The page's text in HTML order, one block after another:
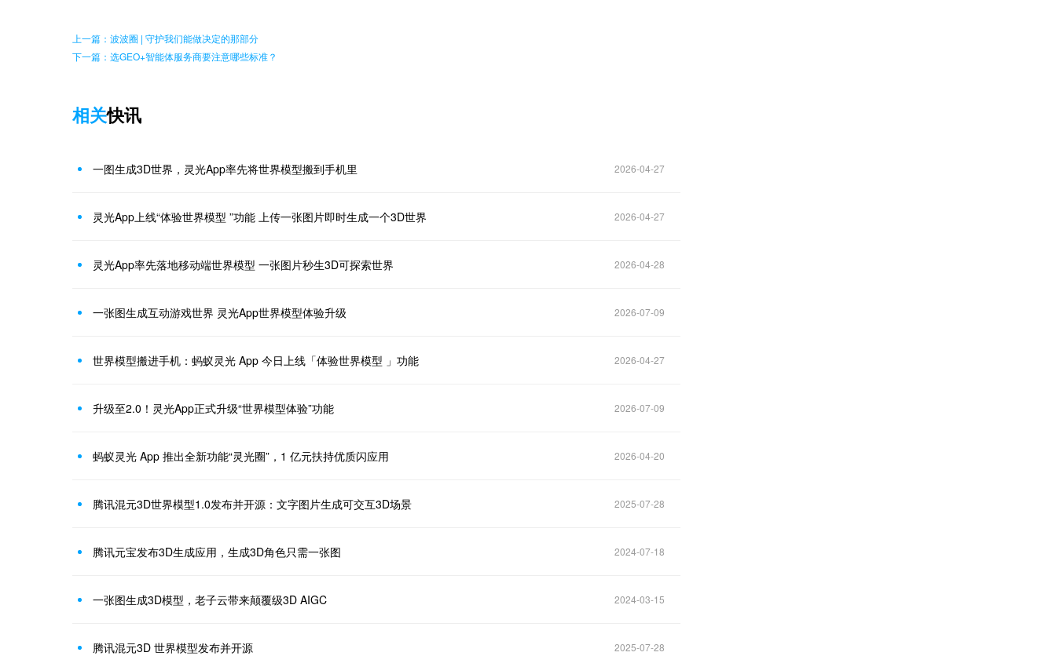
上一篇：波波圈 | 守护我们能做决定的那部分
下一篇：选GEO+智能体服务商要注意哪些标准？
相关快讯
一图生成3D世界，灵光App率先将世界模型搬到手机里 2026-04-27
灵光App上线“体验世界模型 ”功能 上传一张图片即时生成一个3D世界 2026-04-27
灵光App率先落地移动端世界模型 一张图片秒生3D可探索世界 2026-04-28
一张图生成互动游戏世界 灵光App世界模型体验升级 2026-07-09
世界模型搬进手机：蚂蚁灵光 App 今日上线「体验世界模型 」功能 2026-04-27
升级至2.0！灵光App正式升级“世界模型体验”功能 2026-07-09
蚂蚁灵光 App 推出全新功能“灵光圈”，1 亿元扶持优质闪应用 2026-04-20
腾讯混元3D世界模型1.0发布并开源：文字图片生成可交互3D场景 2025-07-28
腾讯元宝发布3D生成应用，生成3D角色只需一张图 2024-07-18
一张图生成3D模型，老子云带来颠覆级3D AIGC 2024-03-15
腾讯混元3D 世界模型发布并开源 2025-07-28